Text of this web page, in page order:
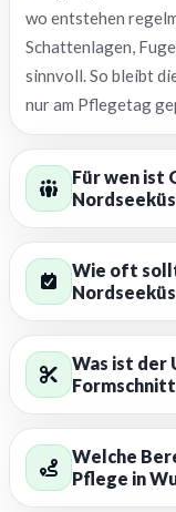
wo entstehen
Schattenlagen,
sinnvoll. So bleibt
nur am Pflegetag
Für wen ist
Wie oft
Was ist der
Welche
Pflege in